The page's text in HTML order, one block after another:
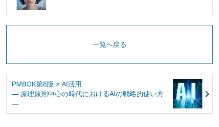
一覧へ戻る
PMBOK第8版 × AI活用
― 原理原則中心の時代におけるAIの戦略的使い方
―